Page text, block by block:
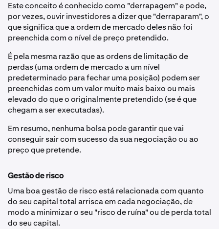
Este conceito é conhecido como "derrapagem" e pode,
por vezes, ouvir investidores a dizer que "derraparam", o
que significa que a ordem de mercado deles não foi
preenchida com o nível de preço pretendido.
É pela mesma razão que as ordens de limitação de
perdas (uma ordem de mercado a um nível
predeterminado para fechar uma posição) podem ser
preenchidas com um valor muito mais baixo ou mais
elevado do que o originalmente pretendido (se é que
chegam a ser executadas).
Em resumo, nenhuma bolsa pode garantir que vai
conseguir sair com sucesso da sua negociação ou ao
preço que pretende.
Gestão de risco
Uma boa gestão de risco está relacionada com quanto
do seu capital total arrisca em cada negociação, de
modo a minimizar o seu "risco de ruína" ou de perda total
do seu capital.